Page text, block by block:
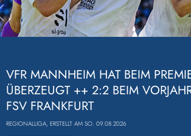
VFR MANNHEIM HAT BEIM
ÜBERZEUGT ++ 2:2 BEIM
FSV FRANKFURT
REGIONALLIGA, ERSTELLT AM SO. 09.08.2026